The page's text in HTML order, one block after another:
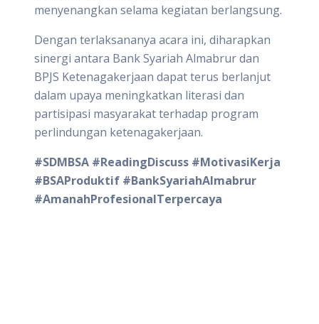
menyenangkan selama kegiatan berlangsung.
Dengan terlaksananya acara ini, diharapkan
sinergi antara Bank Syariah Almabrur dan
BPJS Ketenagakerjaan dapat terus berlanjut
dalam upaya meningkatkan literasi dan
partisipasi masyarakat terhadap program
perlindungan ketenagakerjaan.
#SDMBSA #ReadingDiscuss #MotivasiKerja
#BSAProduktif #BankSyariahAlmabrur
#AmanahProfesionalTerpercaya